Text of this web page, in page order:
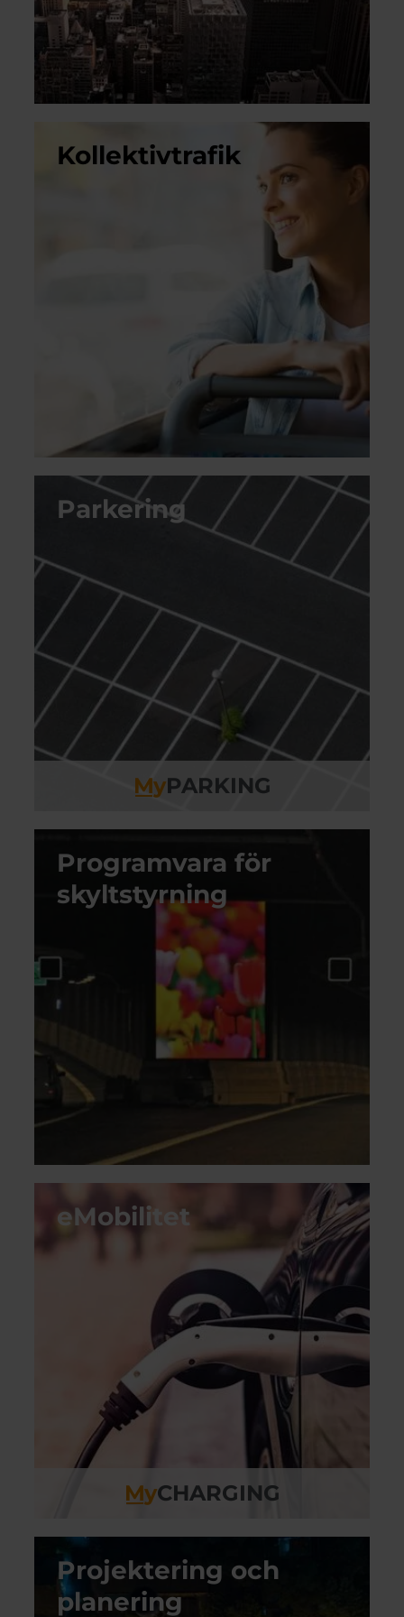
Kollektivtrafik
Parkering
MyPARKING
Programvara för
skyltstyrning
eMobilitet
MyCHARGING
Projektering och
planering